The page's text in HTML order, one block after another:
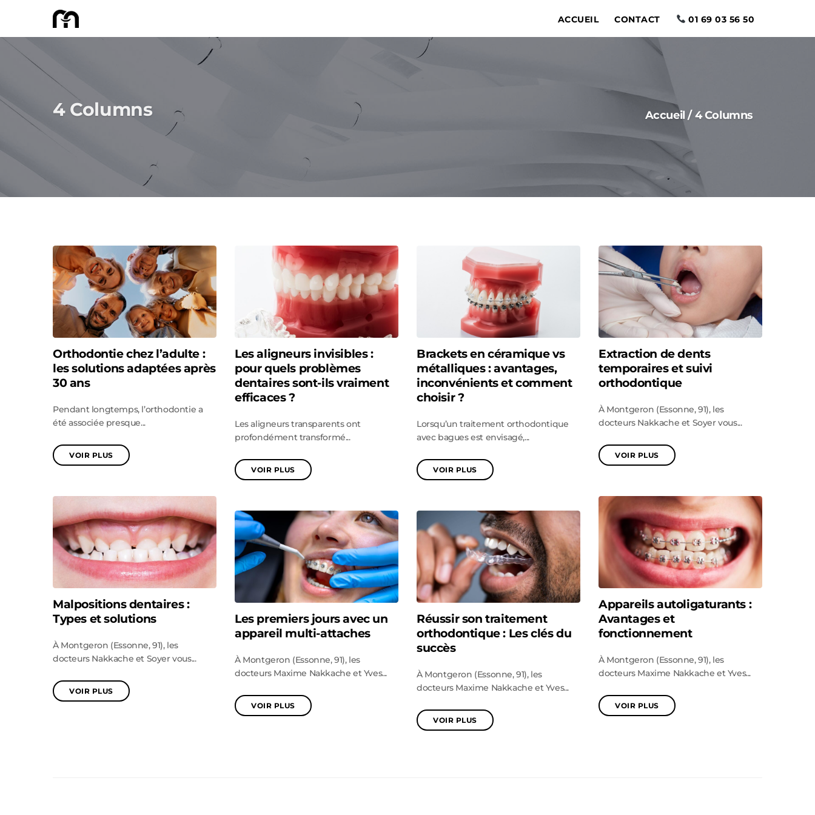
ACCUEIL CONTACT 01 69 03 56 50
4 Columns Accueil / 4 Columns
Orthodontie chez l’adulte :
les solutions adaptées après
30 ans
Pendant longtemps, l’orthodontie a
été associée presque...
VOIR PLUS
Les aligneurs invisibles :
pour quels problèmes
dentaires sont-ils vraiment
efficaces ?
Les aligneurs transparents ont
profondément transformé...
VOIR PLUS
Brackets en céramique vs
métalliques : avantages,
inconvénients et comment
choisir ?
Lorsqu’un traitement orthodontique
avec bagues est envisagé,...
VOIR PLUS
Extraction de dents
temporaires et suivi
orthodontique
À Montgeron (Essonne, 91), les
docteurs Nakkache et Soyer vous...
VOIR PLUS
Malpositions dentaires :
Types et solutions
À Montgeron (Essonne, 91), les
docteurs Nakkache et Soyer vous...
VOIR PLUS
Appareils autoligaturants :
Avantages et
fonctionnement
À Montgeron (Essonne, 91), les
docteurs Maxime Nakkache et Yves...
VOIR PLUS
Les premiers jours avec un
appareil multi-attaches
À Montgeron (Essonne, 91), les
docteurs Maxime Nakkache et Yves...
VOIR PLUS
Réussir son traitement
orthodontique : Les clés du
succès
À Montgeron (Essonne, 91), les
docteurs Maxime Nakkache et Yves...
VOIR PLUS